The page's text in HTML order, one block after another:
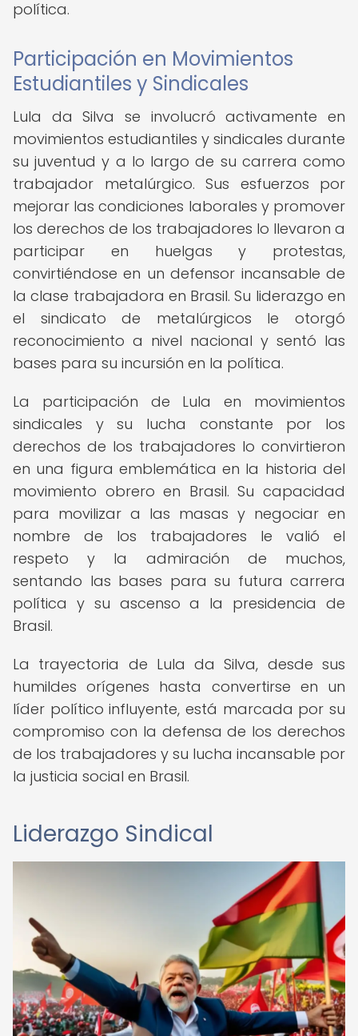
política.
Participación en Movimientos
Estudiantiles y Sindicales
Lula da Silva se involucró activamente en
movimientos estudiantiles y sindicales durante
su juventud y a lo largo de su carrera como
trabajador metalúrgico. Sus esfuerzos por
mejorar las condiciones laborales y promover
los derechos de los trabajadores lo llevaron a
participar en huelgas y protestas,
convirtiéndose en un defensor incansable de
la clase trabajadora en Brasil. Su liderazgo en
el sindicato de metalúrgicos le otorgó
reconocimiento a nivel nacional y sentó las
bases para su incursión en la política.
La participación de Lula en movimientos
sindicales y su lucha constante por los
derechos de los trabajadores lo convirtieron
en una figura emblemática en la historia del
movimiento obrero en Brasil. Su capacidad
para movilizar a las masas y negociar en
nombre de los trabajadores le valió el
respeto y la admiración de muchos,
sentando las bases para su futura carrera
política y su ascenso a la presidencia de
Brasil.
La trayectoria de Lula da Silva, desde sus
humildes orígenes hasta convertirse en un
líder político influyente, está marcada por su
compromiso con la defensa de los derechos
de los trabajadores y su lucha incansable por
la justicia social en Brasil.
Liderazgo Sindical